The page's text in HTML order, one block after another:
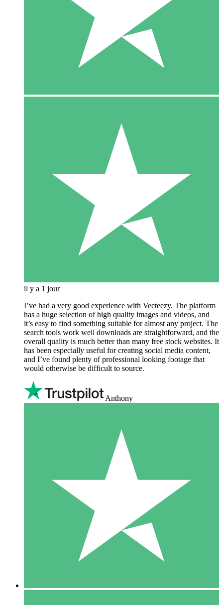
il y a 1 jour
I’ve had a very good experience with Vecteezy. The platform
has a huge selection of high quality images and videos, and
it’s easy to find something suitable for almost any project. The
search tools work well downloads are straightforward, and the
overall quality is much better than many free stock websites. It
has been especially useful for creating social media content,
and I’ve found plenty of professional looking footage that
would otherwise be difficult to source.
Anthony